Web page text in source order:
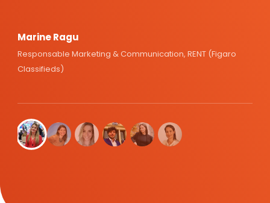
Marine Ragu
Responsable Marketing & Communication, RENT (Figaro
Classifieds)